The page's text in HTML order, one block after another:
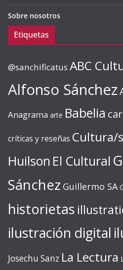
Sobre nosotros
Etiquetas
@sanchificatus ABC
Alfonso Sánchez
Anagrama arte Babelia
críticas y reseñas Cultura/s
Huilson El Cultural
Sánchez Guillermo SA
historietas
ilustración digital
Josechu Sanz La Lectura